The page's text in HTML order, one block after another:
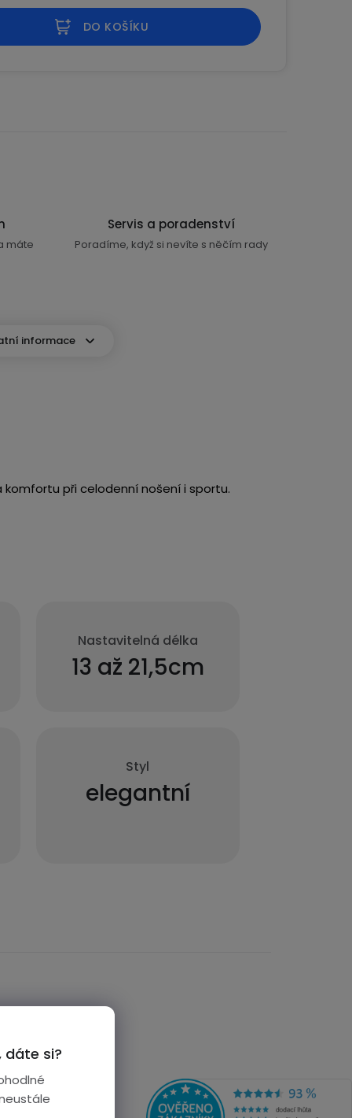
dáte si?
DO KOŠÍKU
máte
Servis a poradenství
Poradíme, když si nevíte s něčím rady
informace
komfortu při celodenní nošení i sportu.
Nastavitelná délka
13 až 21,5cm
Styl
elegantní